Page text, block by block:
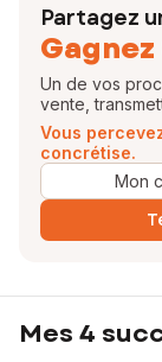
Partagez
Un de vos
vente,
Vous
concrétise.
Mon
Mes 4